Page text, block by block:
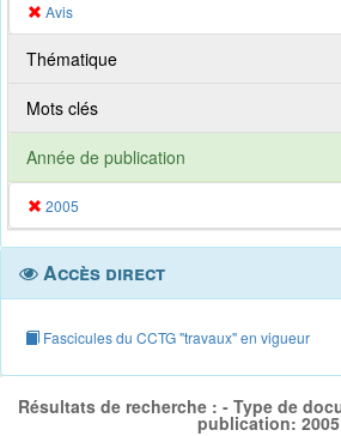
Avis
Thématique
Mots clés
Année de publication
2005
Accès direct
Fascicules du CCTG "travaux" en vigueur
Résultats de recherche : - Type de
publication: 2005